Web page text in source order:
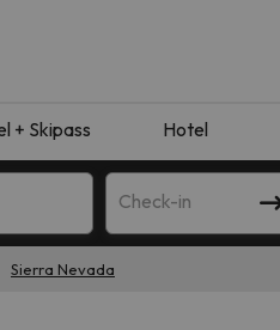
+ Skipass Hotel
Check-in
Sierra Nevada